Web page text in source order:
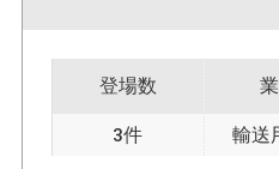
登場数
3件 輸送